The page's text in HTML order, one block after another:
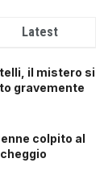
Latest
il mistero si
gravemente
colpito al